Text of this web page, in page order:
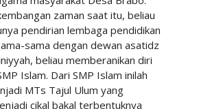
zaman saat itu, beliau
pendirian lembaga pendidikan
sama dengan dewan asatidz
beliau memberanikan diri
Islam. Dari SMP Islam inilah
MTs Tajul Ulum yang
cikal bakal terbentuknya